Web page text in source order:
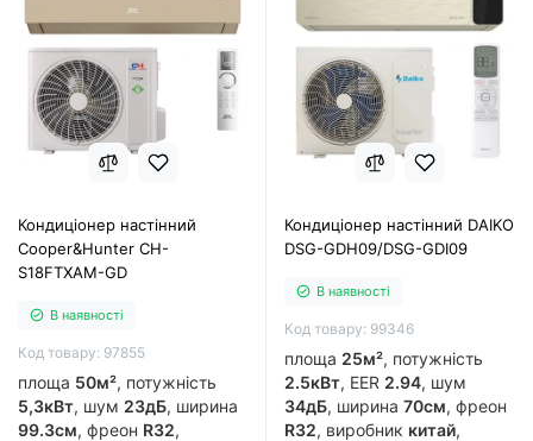
Кондиціонер настінний
Cooper&Hunter CH-
S18FTXAM-GD
В наявності
Код товару: 97855
площа 50м², потужність
5,3кВт, шум 23дБ, ширина
99.3см, фреон R32,
Кондиціонер настінний DAIKO
DSG-GDH09/DSG-GDI09
В наявності
Код товару: 99346
площа 25м², потужність
2.5кВт, EER 2.94, шум
34дБ, ширина 70см, фреон
R32, виробник китай,